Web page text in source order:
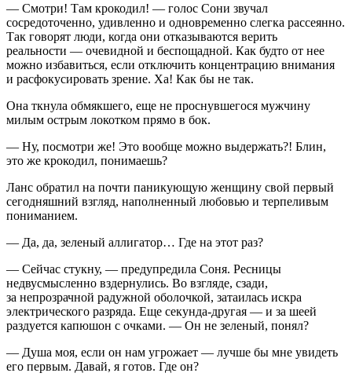
— Смотри! Там крокодил! — голос Сони звучал
сосредоточенно, удивленно и одновременно слегка рассеянно.
Так говорят люди, когда они отказываются верить
реальности — очевидной и беспощадной. Как будто от нее
можно избавиться, если отключить концентрацию внимания
и расфокусировать зрение. Ха! Как бы не так.
Она ткнула обмякшего, еще не проснувшегося мужчину
милым острым локотком прямо в бок.
— Ну, посмотри же! Это вообще можно выдержать?! Блин,
это же крокодил, понимаешь?
Ланс обратил на почти паникующую женщину свой первый
сегодняшний взгляд, наполненный любовью и терпеливым
пониманием.
— Да, да, зеленый аллигатор… Где на этот раз?
— Сейчас стукну, — предупредила Соня. Ресницы
недвусмысленно вздернулись. Во взгляде, сзади,
за непрозрачной радужной оболочкой, затаилась искра
электрического разряда. Еще секунда-другая — и за шеей
раздуется капюшон с очками. — Он не зеленый, понял?
— Душа моя, если он нам угрожает — лучше бы мне увидеть
его первым. Давай, я готов. Где он?